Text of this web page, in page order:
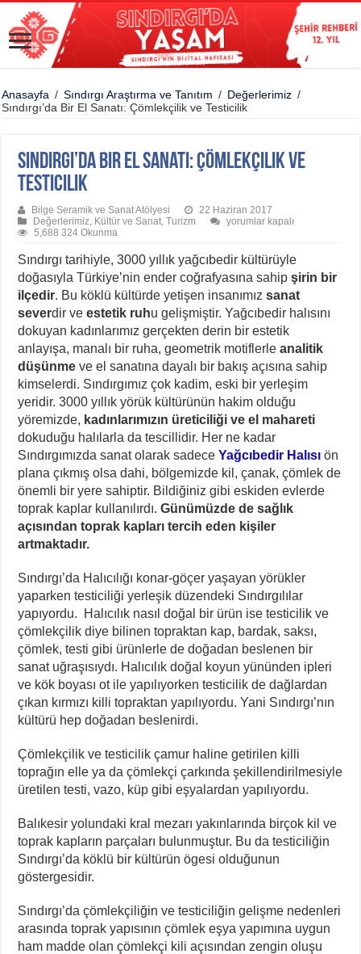
Anasayfa / Sındırgı Araştırma ve Tanıtım / Değerlerimiz /
Sındırgı’da Bir El Sanatı: Çömlekçilik ve Testicilik
Sındırgı’da Bir El Sanatı: Çömlekçilik ve
Testicilik
Bilge Seramik ve Sanat Atölyesi
22 Haziran 2017
Değerlerimiz Kültür ve Sanat ,Turizm
Sındırgı’da
Sanatı:
Çömlekçilik
ve
için
yorumlar kapalı
5,688 324 Okunma
Sındırgı tarihiyle, 3000 yıllık yağcıbedir kültürüyle
doğasıyla Türkiye’nin ender coğrafyasına sahipşirin bir
ilçedir. Bu köklü kültürde yetişen insanımızsanat
severdir veestetik ruhu gelişmiştir. Yağcıbedir halısını
dokuyan kadınlarımız gerçekten derin bir estetik
anlayışa, manalı bir ruha, geometrik motiflerleanalitik
düşünme ve el sanatına dayalı bir bakış açısına sahip
kimselerdi. Sındırgımız çok kadim, eski bir yerleşim
yeridir. 3000 yıllık yörük kültürünün hakim olduğu
yöremizde, kadınlarımızın üreticiliği ve el mahareti
dokuduğu halılarla da tescillidir. Her ne kadar
Sındırgımızda sanat olarak sadeceYağcıbedir Halısı ön
plana çıkmış olsa dahi, bölgemizde kil, çanak, çömlek de
önemli bir yere sahiptir. Bildiğiniz gibi eskiden evlerde
toprak kaplar kullanılırdı.Günümüzde de sağlık
açısından toprak kapları tercih eden kişiler
artmaktadır.
Sındırgı’da Halıcılığı konar-göçer yaşayan yörükler
yaparken testiciliği yerleşik düzendeki Sındırgılılar
yapıyordu. Halıcılık nasıl doğal bir ürün ise testicilik ve
çömlekçilik diye bilinen topraktan kap, bardak, saksı,
çömlek, testi gibi ürünlerle de doğadan beslenen bir
sanat uğraşısıydı. Halıcılık doğal koyun yününden ipleri
ve kök boyası ot ile yapılıyorken testicilik de dağlardan
çıkan kırmızı killi topraktan yapılıyordu. Yani Sındırgı’nın
kültürü hep doğadan beslenirdi.
Çömlekçilik ve testicilik çamur haline getirilen killi
toprağın elle ya da çömlekçi çarkında şekillendirilmesiyle
üretilen testi, vazo, küp gibi eşyalardan yapılıyordu.
Balıkesir yolundaki kral mezarı yakınlarında birçok kil ve
toprak kapların parçaları bulunmuştur. Bu da testiciliğin
Sındırgı’da köklü bir kültürün ögesi olduğunun
göstergesidir.
Sındırgı’da çömlekçiliğin ve testiciliğin gelişme nedenleri
arasında toprak yapısının çömlek eşya yapımına uygun
ham madde olan çömlekçi kili açısından zengin oluşu